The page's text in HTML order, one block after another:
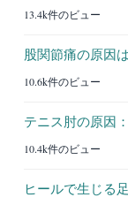
13.4k件のビュー
股関節痛の原因
10.6k件のビュー
テニス肘の原因
10.4k件のビュー
ヒールで生じる